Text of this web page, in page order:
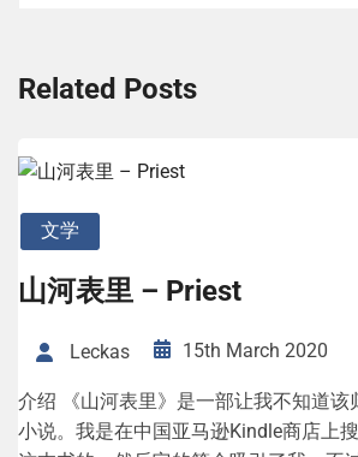
Related Posts
文学
山河表里 – Priest
Leckas 15th March 2020
介绍 《山河表里》是一部让我不知道该
小说。我是在中国亚马逊Kindle商店上